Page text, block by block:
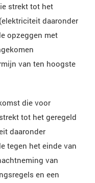
strekt tot het
daaronder
opzeggen met
van ten hoogste
die voor
tot het geregeld
daaronder
tegen het einde van
van
en een